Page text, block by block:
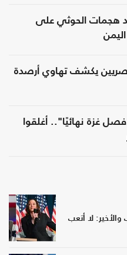
هجمات الحوثي على
يكشف تهاوي أرصدة
غزة نهائيًا".. أغلقوا
لا أتعب